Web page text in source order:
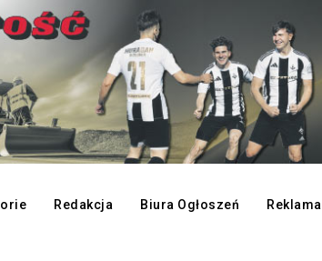
Redakcja Biura Ogłoszeń Reklama